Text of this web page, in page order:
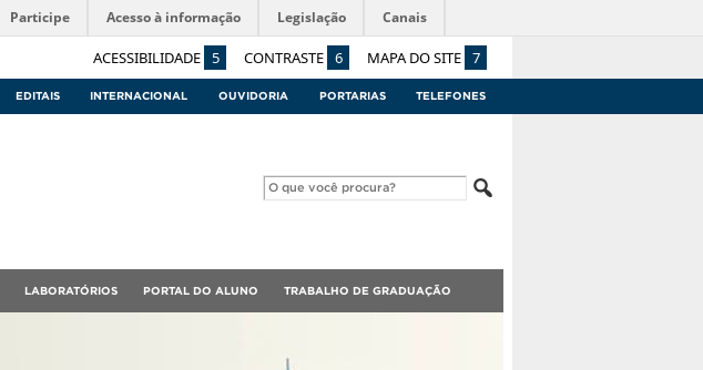
ACESSIBILIDADE 5 CONTRASTE 6 MAPA DO SITE 7
Participe Acesso à informação Legislação Canais
EDITAIS INTERNACIONAL OUVIDORIA PORTARIAS TELEFONES
LABORATÓRIOS PORTAL DO ALUNO TRABALHO DE GRADUAÇÃO